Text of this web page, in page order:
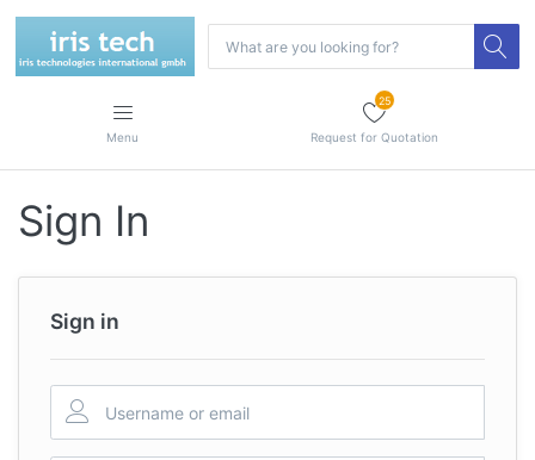
Menu
25
Request for Quotation
Sign In
Sign in